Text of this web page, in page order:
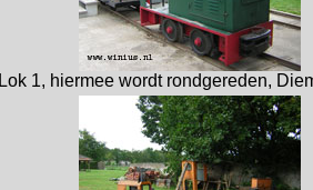
Lok 1, hiermee wordt rondgereden,